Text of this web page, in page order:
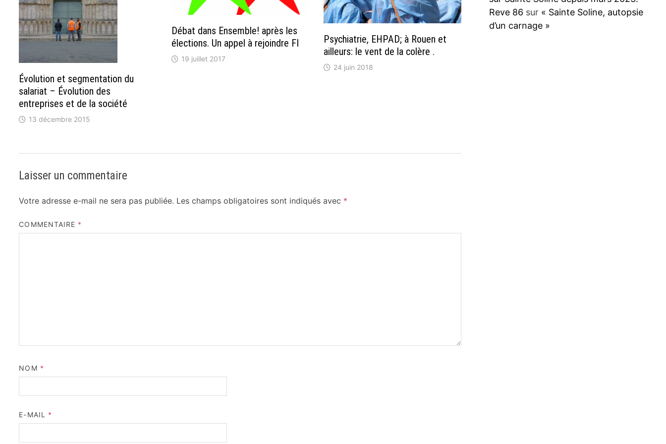
Évolution et segmentation du
salariat – Évolution des
entreprises et de la société
13 décembre 2015
Débat dans Ensemble! après les
élections. Un appel à rejoindre FI
19 juillet 2017
Psychiatrie, EHPAD; à Rouen et
ailleurs: le vent de la colère .
24 juin 2018
Laisser un commentaire
Votre adresse e-mail ne sera pas publiée. Les champs obligatoires sont indiqués avec *
COMMENTAIRE *
NOM *
E-MAIL *
Reve 86 sur « Sainte Soline, autopsie
d’un carnage »